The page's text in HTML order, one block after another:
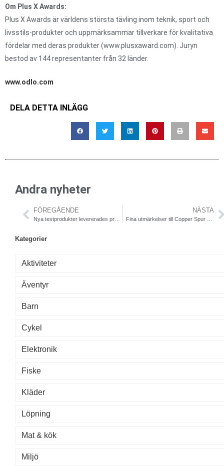
Om Plus X Awards:
Plus X Awards är världens största tävling inom teknik, sport och
livsstils-produkter och uppmärksammar tillverkare för kvalitativa
fördelar med deras produkter (www.plusxaward.com). Juryn
bestod av 144 representanter från 32 länder.
www.odlo.com
DELA DETTA INLÄGG
Andra nyheter
FÖREGÅENDE NÄSTA
Kategorier
Aktiviteter
Äventyr
Barn
Cykel
Elektronik
Fiske
Kläder
Löpning
Mat & kök
Miljö